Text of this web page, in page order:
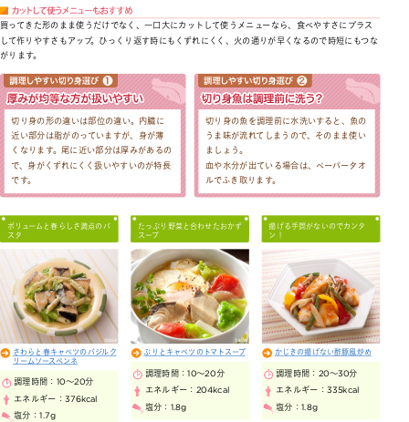
買ってきた形のまま使うだけでなく、一口大にカットして使うメニューなら、食べやすさにプラス
して作りやすさもアップ。ひっくり返す時にもくずれにくく、火の通りが早くなるので時短にもつな
がります。
切り身の形の違いは部位の違い。内臓に
近い部分は脂がのっていますが、身が薄
くなります。尾に近い部分は厚みがあるの
で、身がくずれにくく扱いやすいのが特長
です。
切り身の魚を調理前に水洗いすると、魚の
うま味が流れてしまうので、そのまま使い
ましょう。
血や水分が出ている場合は、ペーパータオ
ルでふき取ります。
ボリュームと春らしさ満点のパ
スタ
さわらと春キャベツのバジルク
リームソースペンネ
調理時間： 10～20分
エネルギー：376kcal
塩分：1.7g
たっぷり野菜と合わせたおかず
スープ
ぶりとキャベツのトマトスープ
調理時間：10～20分
エネルギー： 204kcal
塩分： 1.8g
揚げる手間がないのでカンタ
ン！
かじきの揚げない酢豚風炒め
調理時間： 20～30分
エネルギー： 335kcal
塩分： 1.8g